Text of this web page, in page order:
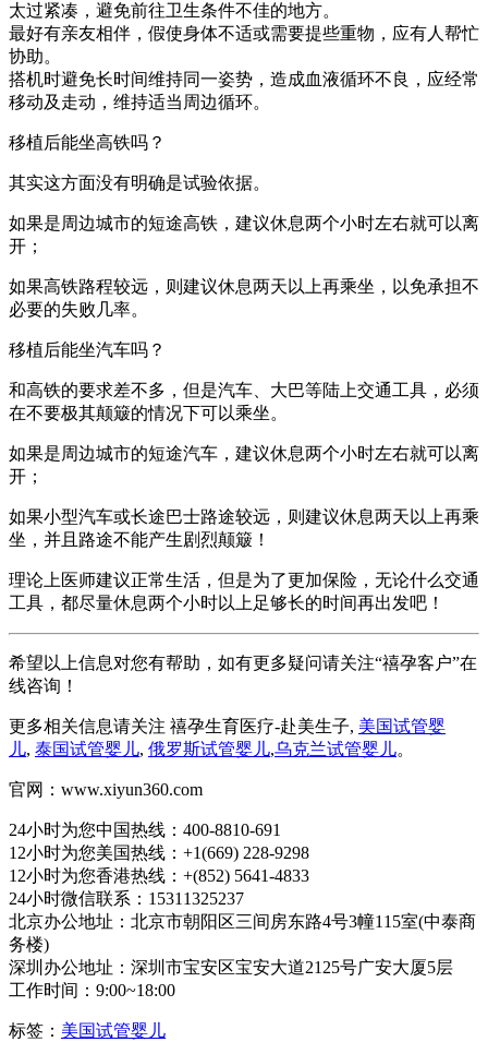
太过紧凑，避免前往卫生条件不佳的地方。
最好有亲友相伴，假使身体不适或需要提些重物，应有人帮忙
协助。
搭机时避免长时间维持同一姿势，造成血液循环不良，应经常
移动及走动，维持适当周边循环。
移植后能坐高铁吗？
其实这方面没有明确是试验依据。
如果是周边城市的短途高铁，建议休息两个小时左右就可以离
开；
如果高铁路程较远，则建议休息两天以上再乘坐，以免承担不
必要的失败几率。
移植后能坐汽车吗？
和高铁的要求差不多，但是汽车、大巴等陆上交通工具，必须
在不要极其颠簸的情况下可以乘坐。
如果是周边城市的短途汽车，建议休息两个小时左右就可以离
开；
如果小型汽车或长途巴士路途较远，则建议休息两天以上再乘
坐，并且路途不能产生剧烈颠簸！
理论上医师建议正常生活，但是为了更加保险，无论什么交通
工具，都尽量休息两个小时以上足够长的时间再出发吧！
希望以上信息对您有帮助，如有更多疑问请关注“禧孕客户”在
线咨询！
更多相关信息请关注 禧孕生育医疗-赴美生子, 美国试管婴
儿, 泰国试管婴儿, 俄罗斯试管婴儿,乌克兰试管婴儿。
官网：www.xiyun360.com
24小时为您中国热线：400-8810-691
12小时为您美国热线：+1(669) 228-9298
12小时为您香港热线：+(852) 5641-4833
24小时微信联系：15311325237
北京办公地址：北京市朝阳区三间房东路4号3幢115室(中泰商
务楼)
深圳办公地址：深圳市宝安区宝安大道2125号广安大厦5层
工作时间：9:00~18:00
标签： 美国试管婴儿